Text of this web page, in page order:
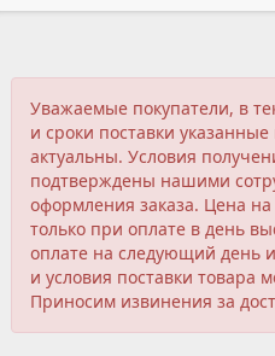
Уважаемые покупатели, в
и сроки поставки
актуальны. Условия
подтверждены нашими
оформления заказа. Цена на
только при оплате в день
оплате на следующий день
и условия поставки товара
Приносим извинения за